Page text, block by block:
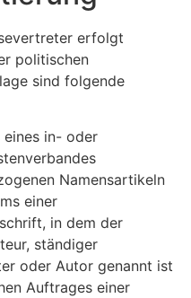
erfolgt
politischen
sind folgende
eines in- oder
Namensartikeln
einer
in dem der
ständiger
oder Autor genannt ist
Auftrages einer